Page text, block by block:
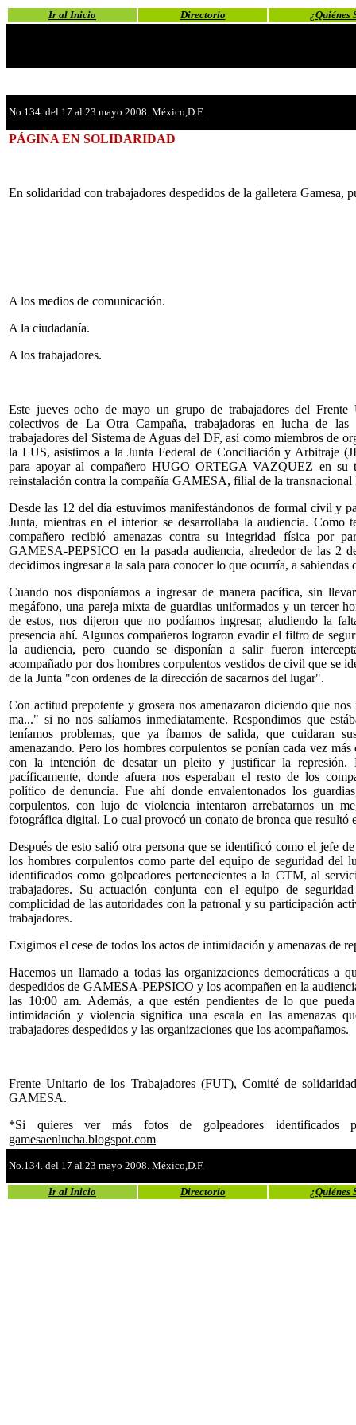
Ir al Inicio Directorio ¿Quiénes
No.134. del 17 al 23 mayo 2008. México,D.F.
PÁGINA EN SOLIDARIDAD
En solidaridad con trabajadores despedidos de la galletera Gamesa,
A los medios de comunicación.
A la ciudadanía.
A los trabajadores.
Este jueves ocho de mayo un grupo de trabajadores del
colectivos de La Otra Campaña, trabajadoras en lucha de las
trabajadores del Sistema de Aguas del DF, así como miembros de
la LUS, asistimos a la Junta Federal de Conciliación y Arbitraje
para apoyar al compañero HUGO ORTEGA VAZQUEZ en su
reinstalación contra la compañía GAMESA, filial de la transnacional
Desde las 12 del día estuvimos manifestándonos de formal civil y
Junta, mientras en el interior se desarrollaba la audiencia. Como
compañero recibió amenazas contra su integridad física por
GAMESA-PEPSICO en la pasada audiencia, alrededor de las 2
decidimos ingresar a la sala para conocer lo que ocurría, a sabiendas
Cuando nos disponíamos a ingresar de manera pacífica, sin
megáfono, una pareja mixta de guardias uniformados y un tercer
de estos, nos dijeron que no podíamos ingresar, aludiendo la
presencia ahí. Algunos compañeros lograron evadir el filtro de
la audiencia, pero cuando se disponían a salir fueron
acompañado por dos hombres corpulentos vestidos de civil que se
de la Junta "con ordenes de la dirección de sacarnos del lugar".
Con actitud prepotente y grosera nos amenazaron diciendo que
ma..." si no nos salíamos inmediatamente. Respondimos que
teníamos problemas, que ya íbamos de salida, que cuidaran
amenazando. Pero los hombres corpulentos se ponían cada vez
con la intención de desatar un pleito y justificar la represión.
pacíficamente, donde afuera nos esperaban el resto de los
político de denuncia. Fue ahí donde envalentonados los
corpulentos, con lujo de violencia intentaron arrebatarnos un
fotográfica digital. Lo cual provocó un conato de bronca que resultó
Después de esto salió otra persona que se identificó como el jefe
los hombres corpulentos como parte del equipo de seguridad del
identificados como golpeadores pertenecientes a la CTM, al
trabajadores. Su actuación conjunta con el equipo de
complicidad de las autoridades con la patronal y su participación
trabajadores.
Exigimos el cese de todos los actos de intimidación y amenazas de
Hacemos un llamado a todas las organizaciones democráticas a
despedidos de GAMESA-PEPSICO y los acompañen en la
las 10:00 am. Además, a que estén pendientes de lo que
intimidación y violencia significa una escala en las amenazas
trabajadores despedidos y las organizaciones que los acompañamos.
Frente Unitario de los Trabajadores (FUT), Comité de
GAMESA.
*Si quieres ver más fotos de golpeadores identificados
gamesaenlucha.blogspot.com
No.134. del 17 al 23 mayo 2008. México,D.F.
Ir al Inicio Directorio ¿Quiénes